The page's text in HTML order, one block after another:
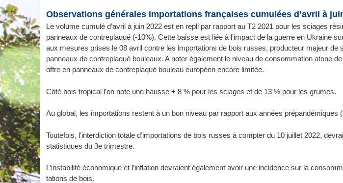
Observations générales importations françaises cumulées d’avril à
Le volume cumulé d’avril à juin 2022 est en repli par rapport au T2 2021 pour les sciages
panneaux de contreplaqué (-10%). Cette baisse est liée à l’impact de la guerre en Ukraine
aux mesures prises le 08 avril contre les importations de bois russes, producteur majeur de
panneaux de contreplaqué bouleaux. A noter également le niveau de consommation atone
offre en panneaux de contreplaqué bouleau européen encore limitée.
Côté bois tropical l’on note une hausse + 8 % pour les sciages et de 13 % pour les grumes.
Au global, les importations restent à un bon niveau par rapport aux années prépandémiques
Toutefois, l’interdiction totale d’importations de bois russes à compter du 10 juillet 2022,
statistiques du 3e trimestre.
L’instabilité économique et l’inflation devraient également avoir une incidence sur la
tations de bois.